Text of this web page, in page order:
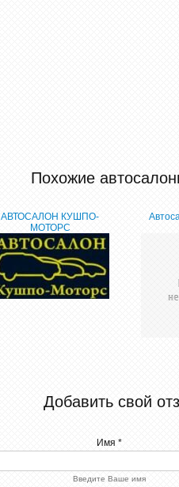
Похожие
АВТОСАЛОН КУШПО-
МОТОРС
Добавить свой
Имя *
Введите Ваше имя